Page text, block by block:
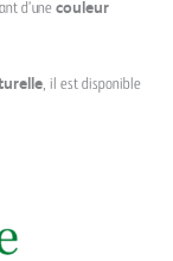
d’une couleur
, il est disponible